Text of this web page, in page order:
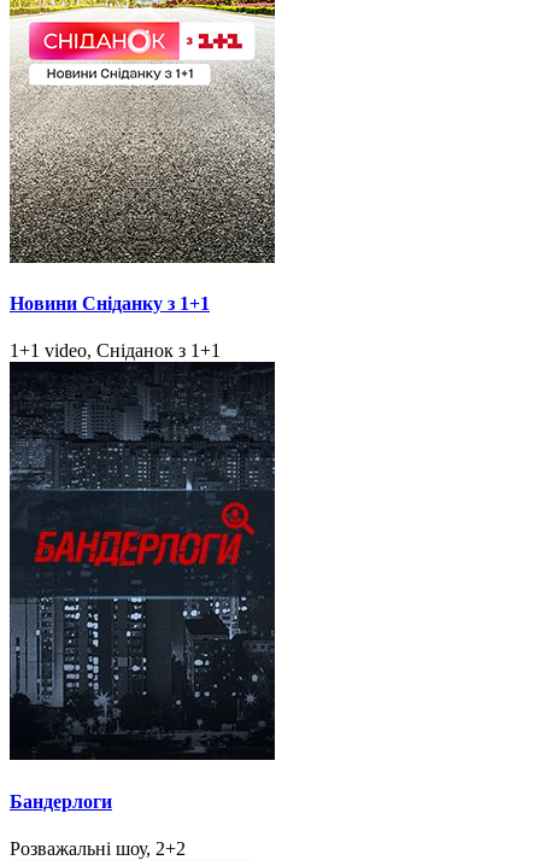
Новини Сніданку з 1+1
1+1 video, Сніданок з 1+1
Бандерлоги
Розважальні шоу, 2+2